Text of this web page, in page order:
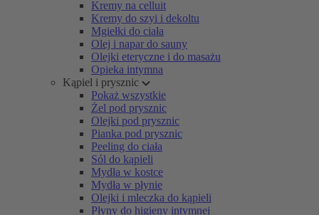
Kremy na celluit
Kremy do szyi i dekoltu
Mgiełki do ciała
Olej i napar do sauny
Olejki eteryczne i do masażu
Opieka intymna
Kąpiel i prysznic
Pokaż wszystkie
Żel pod prysznic
Olejki pod prysznic
Pianka pod prysznic
Peeling do ciała
Sól do kąpieli
Mydła w kostce
Mydła w płynie
Olejki i mleczka do kąpieli
Płyny do higieny intymnej